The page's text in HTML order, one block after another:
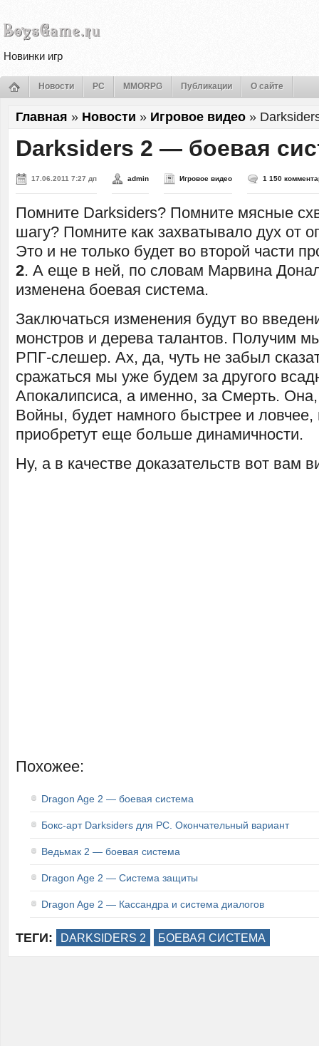
Новинки игр
Новости PC MMORPG Публикации О сайте
Главная » Новости » Игровое видео »
Darksiders 2 — боевая
17.06.2011 7:27 дп admin Игровое видео 1 150
Помните Darksiders? Помните мясные
шагу? Помните как захватывало дух от
Это и не только будет во второй части
2. А еще в ней, по словам Марвина
изменена боевая система.
Заключаться изменения будут во
монстров и дерева талантов. Получим
РПГ-слешер. Ах, да, чуть не забыл
сражаться мы уже будем за другого
Апокалипсиса, а именно, за Смерть. Она,
Войны, будет намного быстрее и ловчее,
приобретут еще больше динамичности.
Ну, а в качестве доказательств вот вам
Похожее:
Dragon Age 2 — боевая система
Бокс-арт Darksiders для PC. Окончательный вариант
Ведьмак 2 — боевая система
Dragon Age 2 — Система защиты
Dragon Age 2 — Кассандра и система диалогов
ТЕГИ: DARKSIDERS 2 БОЕВАЯ СИСТЕМА